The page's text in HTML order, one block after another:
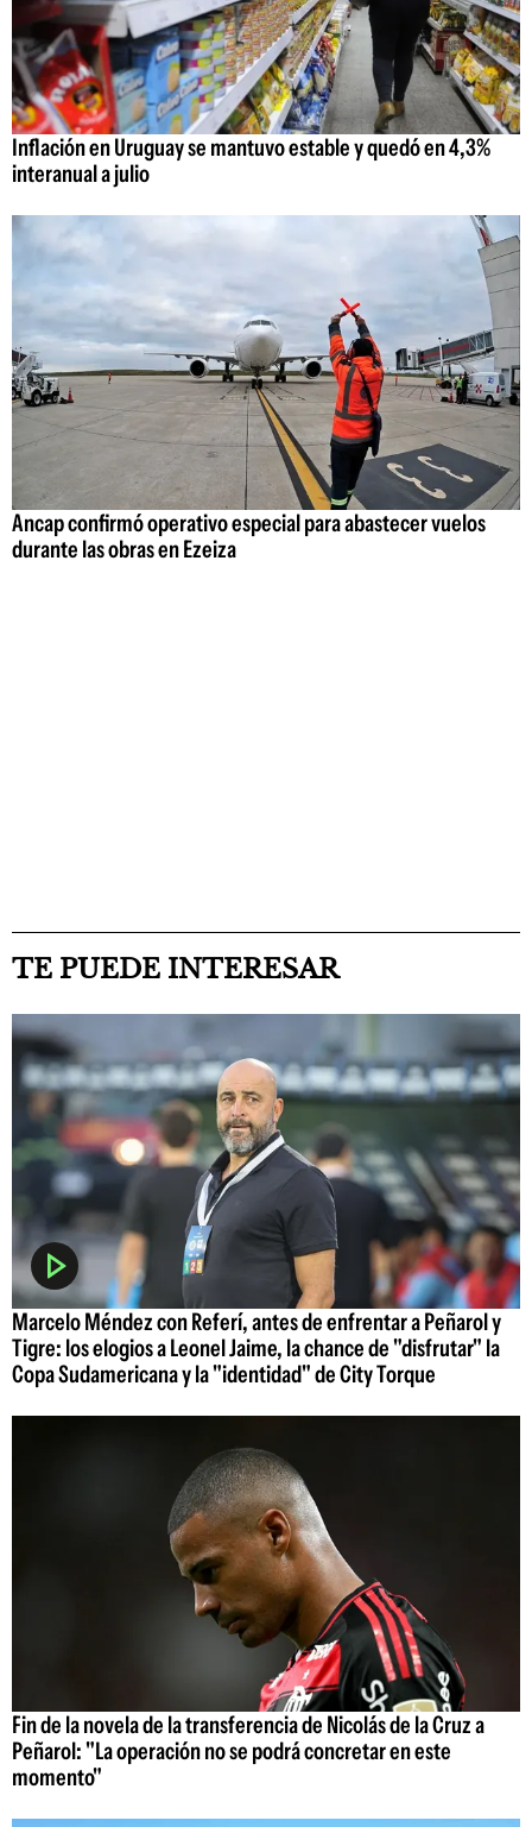
Inflación en Uruguay se mantuvo estable y quedó en 4,3%
interanual a julio
Ancap confirmó operativo especial para abastecer vuelos
durante las obras en Ezeiza
TE PUEDE INTERESAR
Marcelo Méndez con Referí, antes de enfrentar a Peñarol y
Tigre: los elogios a Leonel Jaime, la chance de "disfrutar" la
Copa Sudamericana y la "identidad" de City Torque
Fin de la novela de la transferencia de Nicolás de la Cruz a
Peñarol: "La operación no se podrá concretar en este
momento"